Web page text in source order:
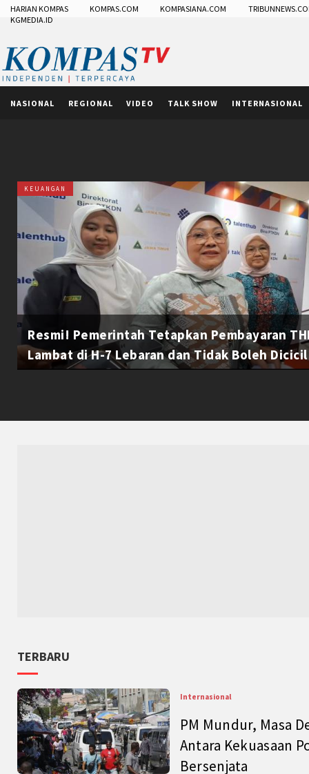
HARIAN KOMPAS KOMPAS.COM KOMPASIANA.COM
KGMEDIA.ID
NASIONAL REGIONAL VIDEO TALK SHOW INTERNASIONAL
KEUANGAN
Resmi! Pemerintah Tetapkan Pembayaran
Lambat di H-7 Lebaran dan Tidak Boleh Dicicil
TERBARU
Internasional
PM Mundur, Masa
Antara Kekuasaan
Bersenjata